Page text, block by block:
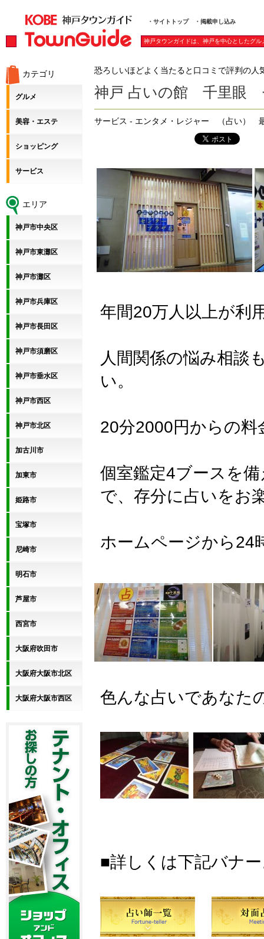
・サイトトップ ・掲載申し込み
神戸タウンガイドは、神戸を中心としたグ
カテゴリ
グルメ
美容・エステ
ショッピング
サービス
エリア
神戸市中央区
神戸市東灘区
神戸市灘区
神戸市兵庫区
神戸市長田区
神戸市須磨区
神戸市垂水区
神戸市西区
神戸市北区
加古川市
加東市
姫路市
宝塚市
尼崎市
明石市
芦屋市
西宮市
大阪府吹田市
大阪府大阪市北区
大阪府大阪市西区
恐ろしいほどよく当たると口コミで評判の人
神戸 占いの館 千里眼
サービス - エンタメ・レジャー （占い）
年間20万人以上が利
人間関係の悩み相談
い。
20分2000円からの料
個室鑑定4ブースを
で、存分に占いをお
ホームページから24
色んな占いであなた
■詳しくは下記バナ